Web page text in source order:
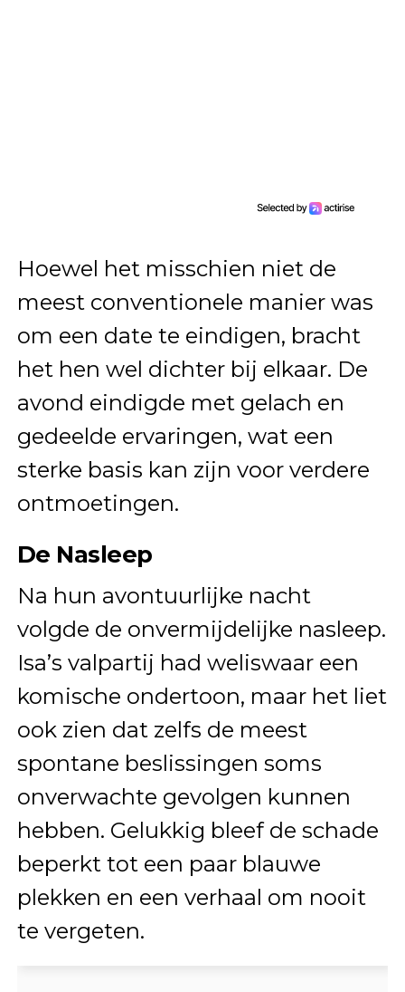
Hoewel het misschien niet de
meest conventionele manier was
om een date te eindigen, bracht
het hen wel dichter bij elkaar. De
avond eindigde met gelach en
gedeelde ervaringen, wat een
sterke basis kan zijn voor verdere
ontmoetingen.
De Nasleep
Na hun avontuurlijke nacht
volgde de onvermijdelijke nasleep.
Isa’s valpartij had weliswaar een
komische ondertoon, maar het liet
ook zien dat zelfs de meest
spontane beslissingen soms
onverwachte gevolgen kunnen
hebben. Gelukkig bleef de schade
beperkt tot een paar blauwe
plekken en een verhaal om nooit
te vergeten.